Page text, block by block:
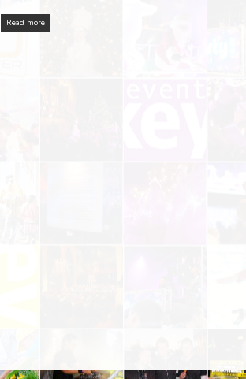
Read more